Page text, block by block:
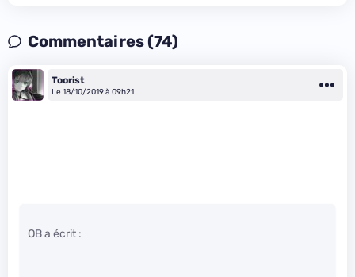
Commentaires (74)
Toorist
Le 18/10/2019 à 09h21
OB a écrit :